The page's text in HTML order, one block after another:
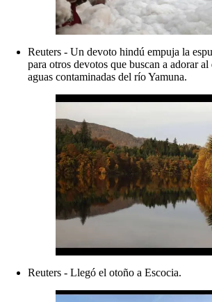
Reuters - Un devoto hindú empuja la
para otros devotos que buscan a adorar
aguas contaminadas del río Yamuna.
Reuters - Llegó el otoño a Escocia.